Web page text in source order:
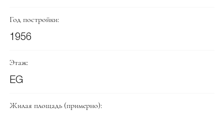
Год постройки:
1956
Этаж:
EG
Жилая площадь (примерно):